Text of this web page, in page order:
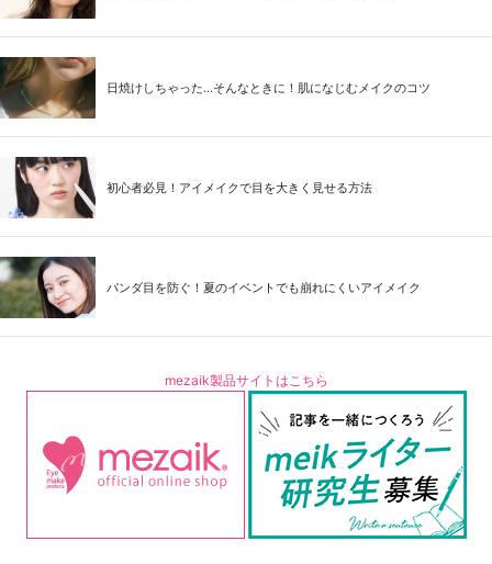
日焼けしちゃった...そんなときに！肌になじむメイクのコツ
初心者必見！アイメイクで目を大きく見せる方法
パンダ目を防ぐ！夏のイベントでも崩れにくいアイメイク
mezaik製品サイトはこちら